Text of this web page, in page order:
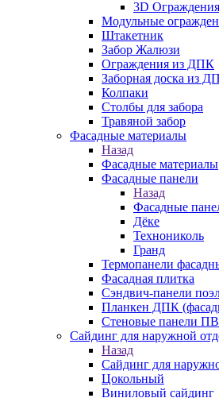
3D
Модульные
Штакетник
Забор Жалюзи
Ограждения из ДПК
Заборная доска из
Колпаки
Столбы для забора
Травяной забор
Фасадные материалы
Назад
Фасадные материалы
Фасадные панели
Назад
Фасадные
Дёке
Технониколь
Гранд
Термопанели
Фасадная плитка
Сэндвич-панели
Планкен ДПК
Стеновые панели
Сайдинг для наружной
Назад
Сайдинг для
Цокольный
Виниловый сайдинг